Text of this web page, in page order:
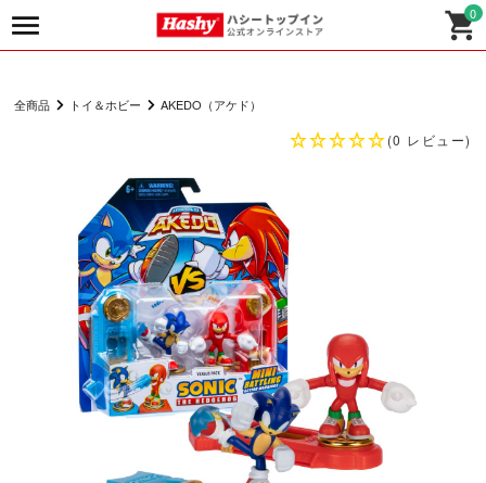
0
全商品 トイ＆ホビー AKEDO（アケド）
(0 レビュー)